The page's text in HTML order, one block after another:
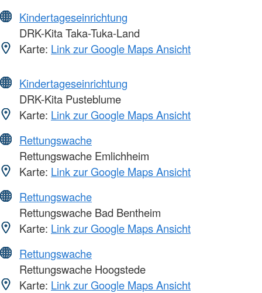
Kindertageseinrichtung
DRK-Kita Taka-Tuka-Land
Karte: Link zur Google Maps Ansicht
Kindertageseinrichtung
DRK-Kita Pusteblume
Karte: Link zur Google Maps Ansicht
Rettungswache
Rettungswache Emlichheim
Karte: Link zur Google Maps Ansicht
Rettungswache
Rettungswache Bad Bentheim
Karte: Link zur Google Maps Ansicht
Rettungswache
Rettungswache Hoogstede
Karte: Link zur Google Maps Ansicht